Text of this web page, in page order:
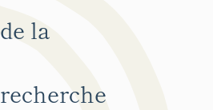
de la
recherche